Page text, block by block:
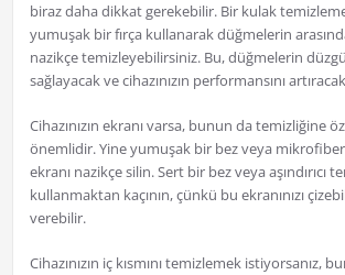
biraz daha dikkat gerekebilir. Bir kulak
yumuşak bir fırça kullanarak düğmelerin
nazikçe temizleyebilirsiniz. Bu, düğmelerin
sağlayacak ve cihazınızın performansını
Cihazınızın ekranı varsa, bunun da temizliğine
önemlidir. Yine yumuşak bir bez veya
ekranı nazikçe silin. Sert bir bez veya aşındırıcı
kullanmaktan kaçının, çünkü bu ekranınızı
verebilir.
Cihazınızın iç kısmını temizlemek istiyorsanız,